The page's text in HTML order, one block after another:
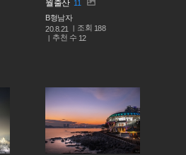
월출산 11
B형남자
20.8.21
조회 188
추천 수 12